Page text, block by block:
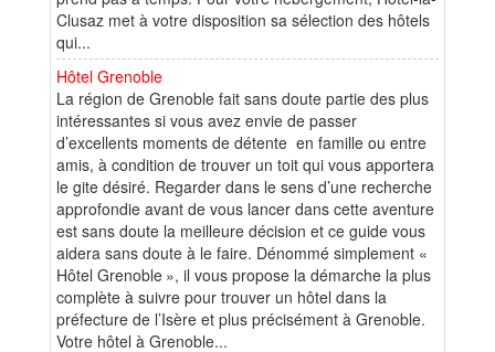
Clusaz met à votre disposition sa sélection des hôtels
qui...
Hôtel Grenoble
La région de Grenoble fait sans doute partie des plus
intéressantes si vous avez envie de passer
d’excellents moments de détente en famille ou entre
amis, à condition de trouver un toit qui vous apportera
le gite désiré. Regarder dans le sens d’une recherche
approfondie avant de vous lancer dans cette aventure
est sans doute la meilleure décision et ce guide vous
aidera sans doute à le faire. Dénommé simplement «
Hôtel Grenoble », il vous propose la démarche la plus
complète à suivre pour trouver un hôtel dans la
préfecture de l’Isère et plus précisément à Grenoble.
Votre hôtel à Grenoble...